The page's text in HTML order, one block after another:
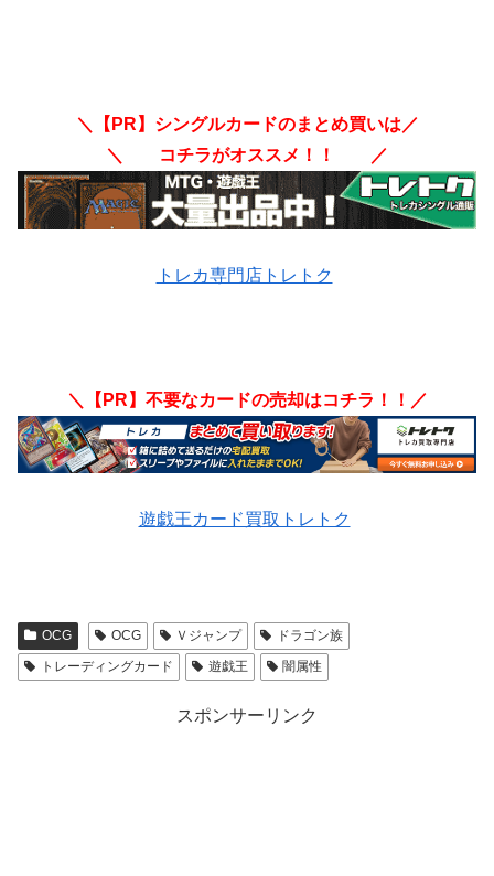
＼【PR】シングルカードのまとめ買いは／
＼ コチラがオススメ！！ ／
トレカ専門店トレトク
＼【PR】不要なカードの売却はコチラ！！／
遊戯王カード買取トレトク
OCG OCG Ｖジャンプ
ドラゴン族
トレーディングカード
遊戯王 闇属性
スポンサーリンク